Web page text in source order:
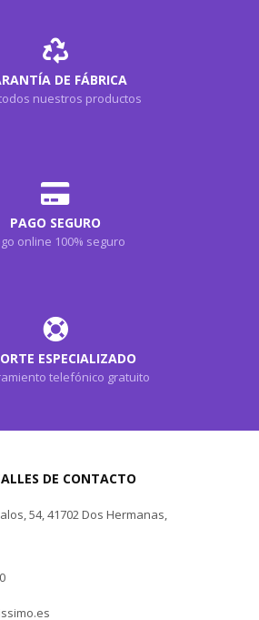
DE FÁBRICA
nuestros productos
PAGO SEGURO
online 100% seguro
ESPECIALIZADO
telefónico gratuito
DE CONTACTO
54, 41702 Dos Hermanas,